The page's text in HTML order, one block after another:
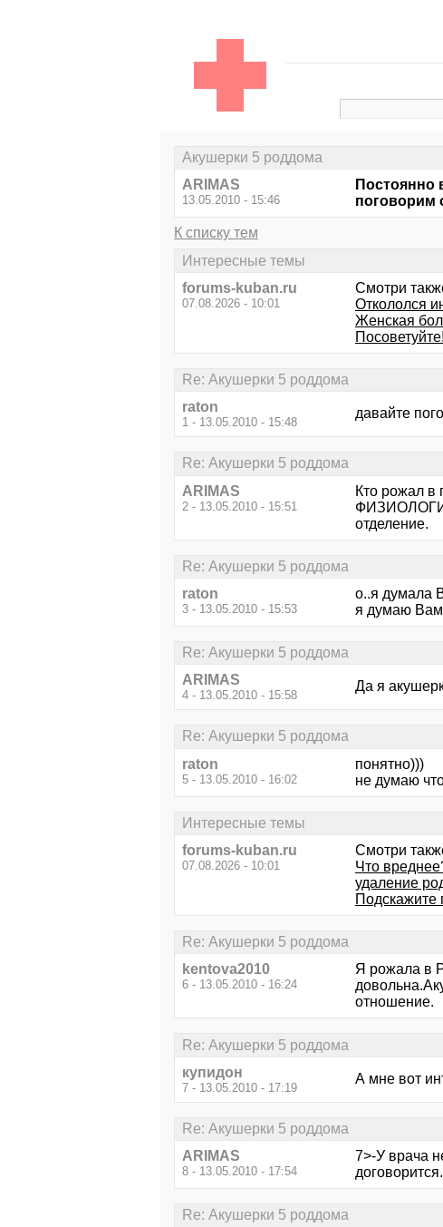
Акушерки 5 роддома
ARIMAS
13.05.2010 - 15:46
Постоянно
поговорим
К списку тем
Интересные темы
forums-kuban.ru
07.08.2026 - 10:01
Смотри
Откололся
Женская
Re: Акушерки 5 роддома
raton
1 - 13.05.2010 - 15:48
давайте
Re: Акушерки 5 роддома
ARIMAS
2 - 13.05.2010 - 15:51
Кто рожал
отделение.
Re: Акушерки 5 роддома
raton
3 - 13.05.2010 - 15:53
о..я думала
я думаю Вам
Re: Акушерки 5 роддома
ARIMAS
4 - 13.05.2010 - 15:58
Да я
Re: Акушерки 5 роддома
raton
5 - 13.05.2010 - 16:02
понятно)))
не думаю
Интересные темы
forums-kuban.ru
07.08.2026 - 10:01
Смотри
Что
удаление
Подскажите
Re: Акушерки 5 роддома
kentova2010
6 - 13.05.2010 - 16:24
Я рожала в
отношение.
Re: Акушерки 5 роддома
купидон
7 - 13.05.2010 - 17:19
А мне вот
Re: Акушерки 5 роддома
ARIMAS
8 - 13.05.2010 - 17:54
7>-У врача
договорится.
Re: Акушерки 5 роддома